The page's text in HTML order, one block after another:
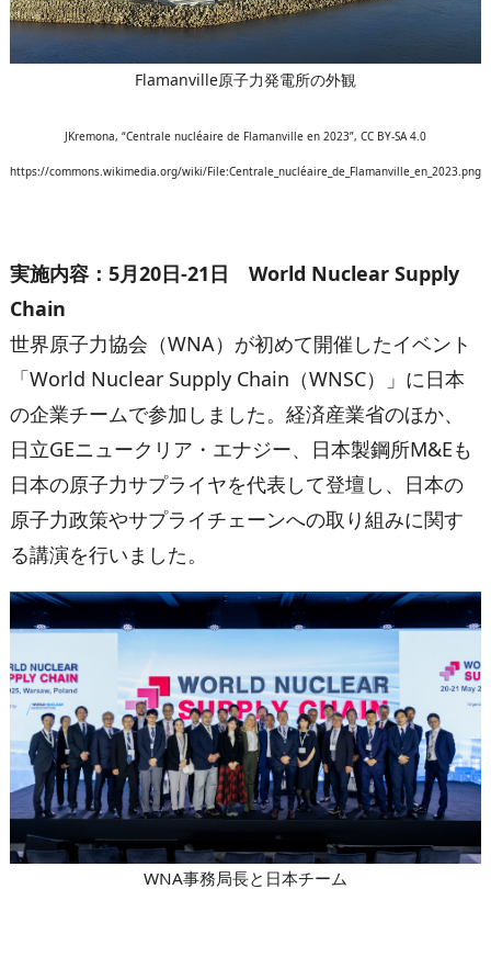
Flamanville原子力発電所の外観
JKremona, “Centrale nucléaire de Flamanville en 2023”, CC BY-SA 4.0
https://commons.wikimedia.org/wiki/File:Centrale_nucléaire_de_Flamanville_en_2023.png
実施内容： 5月20日-21日 World Nuclear Supply
Chain
世界原子力協会（WNA）が初めて開催したイベント
「World Nuclear Supply Chain（WNSC）」に日本
の企業チームで参加しました。経済産業省のほか、
日立GEニュークリア・エナジー、日本製鋼所M&Eも
日本の原子力サプライヤを代表して登壇し、日本の
原子力政策やサプライチェーンへの取り組みに関す
る講演を行いました。
WNA事務局長と日本チーム